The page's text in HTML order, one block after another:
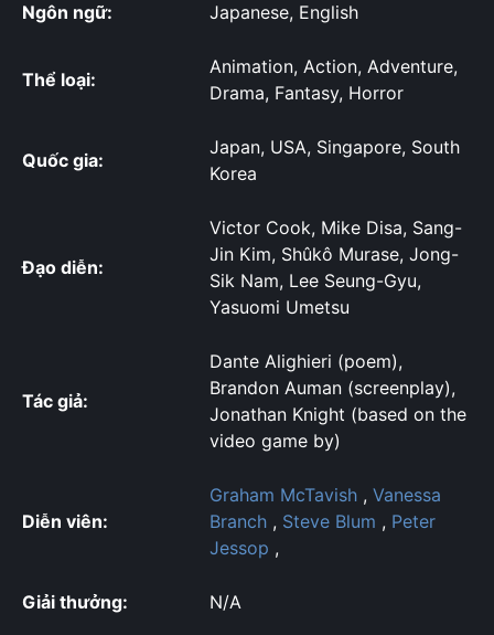
Ngôn ngữ: Japanese, English
Thể loại:
Animation, Action, Adventure,
Drama, Fantasy, Horror
Quốc gia:
Japan, USA, Singapore, South
Korea
Đạo diễn:
Victor Cook, Mike Disa, Sang-
Jin Kim, Shûkô Murase, Jong-
Sik Nam, Lee Seung-Gyu,
Yasuomi Umetsu
Tác giả:
Dante Alighieri (poem),
Brandon Auman (screenplay),
Jonathan Knight (based on the
video game by)
Diễn viên:
Graham McTavish , Vanessa
Branch , Steve Blum , Peter
Jessop ,
Giải thưởng: N/A